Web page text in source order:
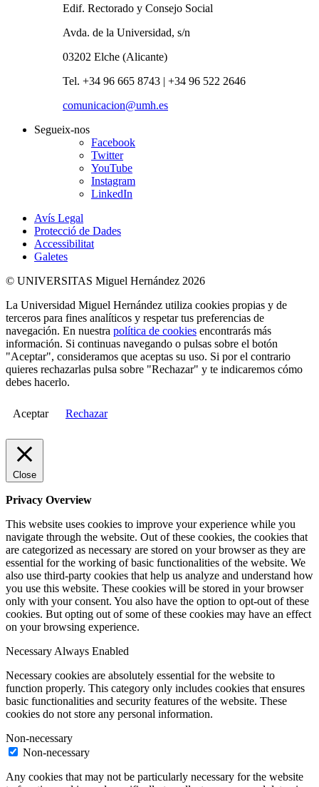
Edif. Rectorado y Consejo Social
Avda. de la Universidad, s/n
03202 Elche (Alicante)
Tel. +34 96 665 8743 | +34 96 522 2646
comunicacion@umh.es
Segueix-nos
Facebook
Twitter
YouTube
Instagram
LinkedIn
Avís Legal
Protecció de Dades
Accessibilitat
Galetes
© UNIVERSITAS Miguel Hernández 2026
La Universidad Miguel Hernández utiliza cookies propias y de
terceros para fines analíticos y respetar tus preferencias de
navegación. En nuestra política de cookies encontrarás más
información. Si continuas navegando o pulsas sobre el botón
"Aceptar", consideramos que aceptas su uso. Si por el contrario
quieres rechazarlas pulsa sobre "Rechazar" y te indicaremos cómo
debes hacerlo.
Aceptar Rechazar
Close
Privacy Overview
This website uses cookies to improve your experience while you
navigate through the website. Out of these cookies, the cookies that
are categorized as necessary are stored on your browser as they are
essential for the working of basic functionalities of the website. We
also use third-party cookies that help us analyze and understand how
you use this website. These cookies will be stored in your browser
only with your consent. You also have the option to opt-out of these
cookies. But opting out of some of these cookies may have an effect
on your browsing experience.
Necessary Always Enabled
Necessary cookies are absolutely essential for the website to
function properly. This category only includes cookies that ensures
basic functionalities and security features of the website. These
cookies do not store any personal information.
Non-necessary
Non-necessary
Any cookies that may not be particularly necessary for the website